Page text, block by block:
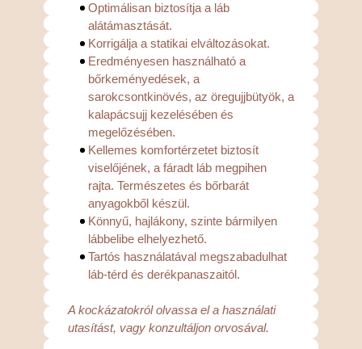
Optimálisan biztosítja a láb
alátámasztását.
Korrigálja a statikai elváltozásokat.
Eredményesen használható a
bőrkeményedések, a
sarokcsontkinövés, az öregujjbütyök, a
kalapácsujj kezelésében és
megelőzésében.
Kellemes komfortérzetet biztosít
viselőjének, a fáradt láb megpihen
rajta. Természetes és bőrbarát
anyagokből készül.
Könnyű, hajlákony, szinte bármilyen
lábbelibe elhelyezhető.
Tartós használatával megszabadulhat
láb-térd és derékpanaszaitól.
A kockázatokról olvassa el a használati
utasítást, vagy konzultáljon orvosával.